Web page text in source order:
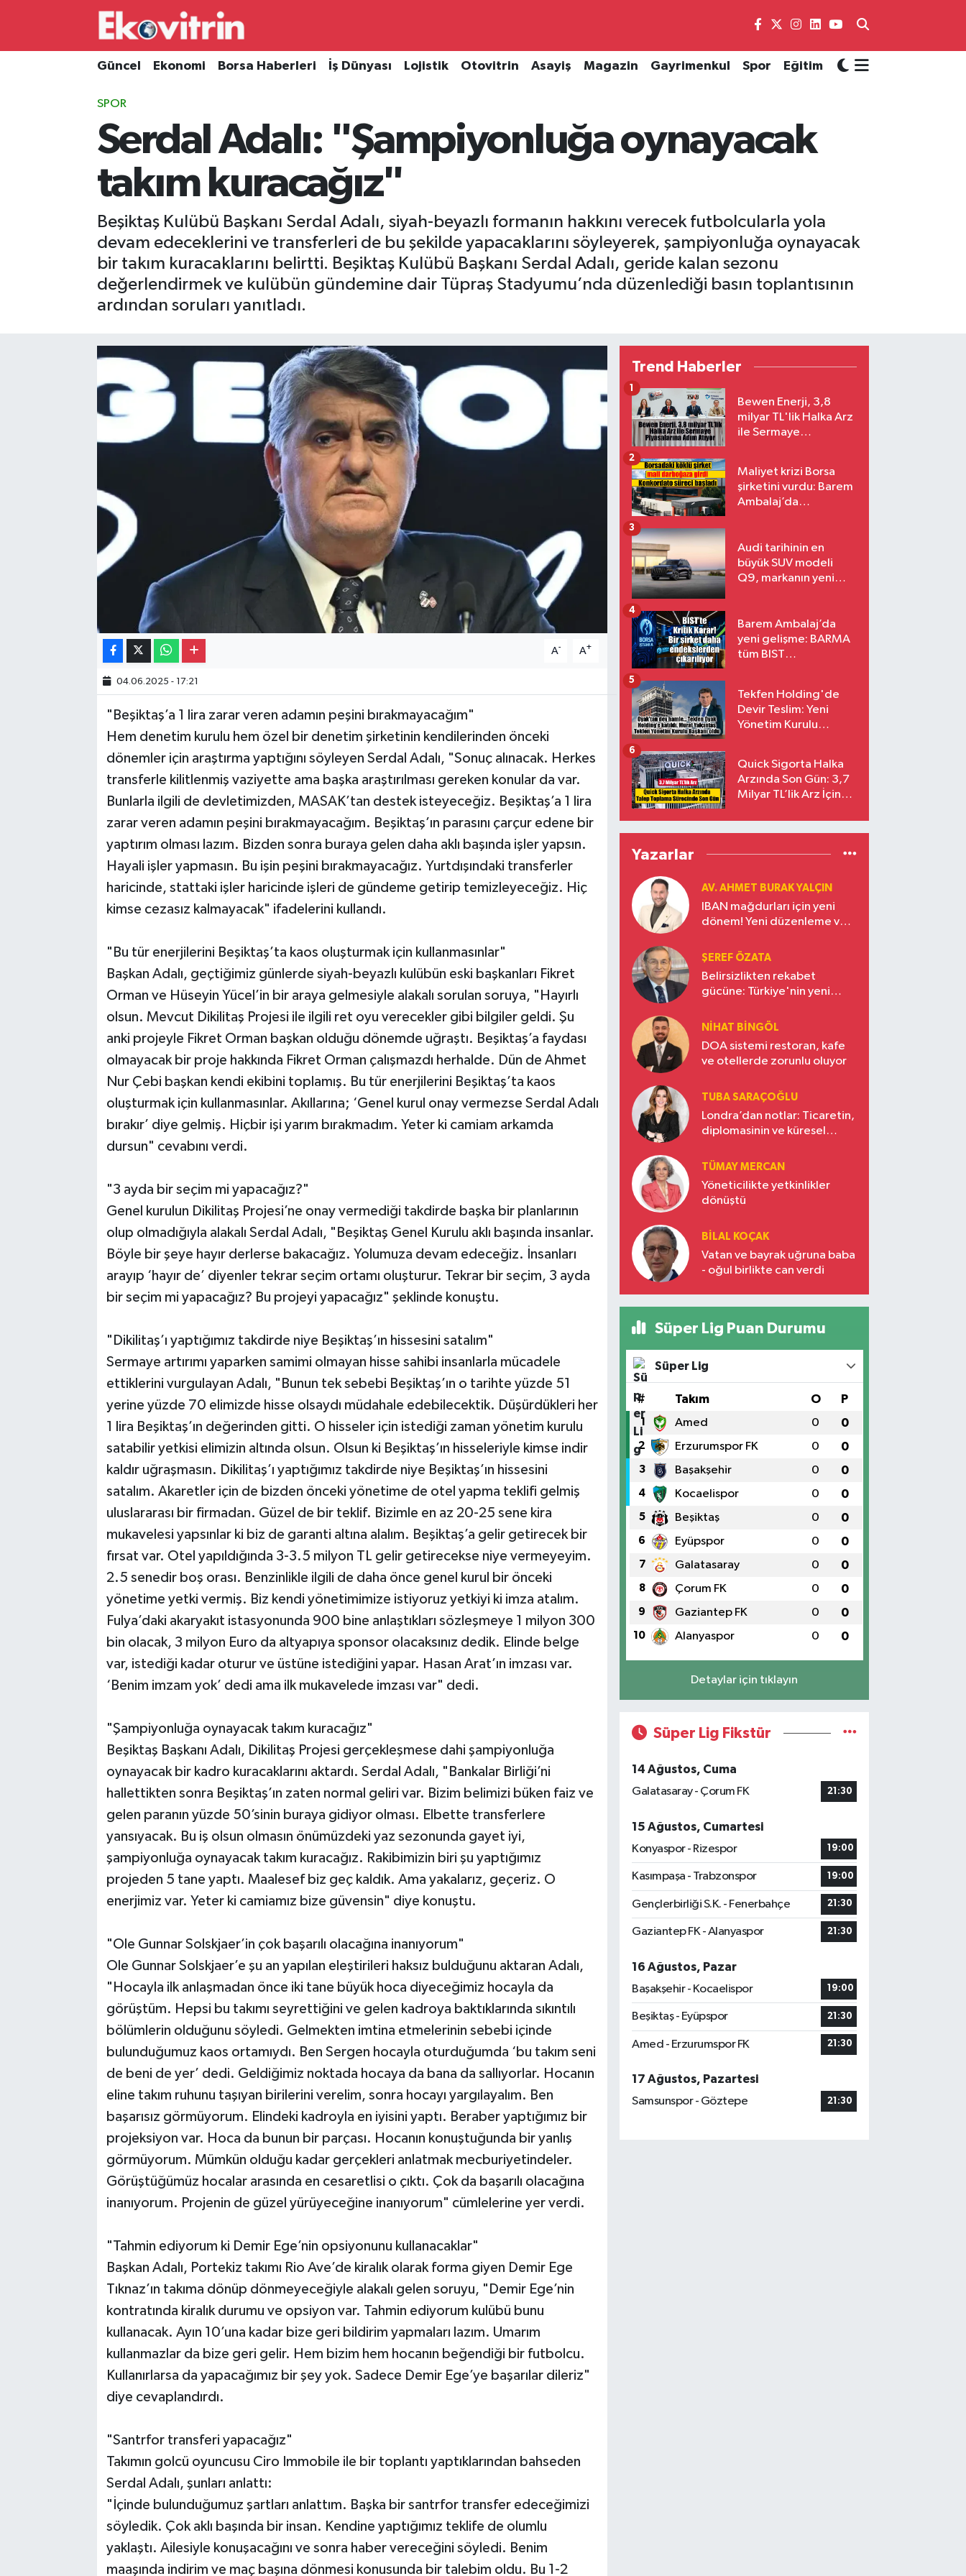
Güncel Ekonomi Borsa Haberleri İş Dünyası Lojistik Otovitrin Asayiş Magazin Gayrimenkul Spor Eğitim
SPOR
Serdal Adalı: "Şampiyonluğa oynayacak
takım kuracağız"
Beşiktaş Kulübü Başkanı Serdal Adalı, siyah-beyazlı formanın hakkını verecek futbolcularla yola
devam edeceklerini ve transferleri de bu şekilde yapacaklarını söyleyerek, şampiyonluğa oynayacak
bir takım kuracaklarını belirtti. Beşiktaş Kulübü Başkanı Serdal Adalı, geride kalan sezonu
değerlendirmek ve kulübün gündemine dair Tüpraş Stadyumu’nda düzenlediği basın toplantısının
ardından soruları yanıtladı.
A- A+
04.06.2025 - 17:21
"Beşiktaş’a 1 lira zarar veren adamın peşini bırakmayacağım"
Hem denetim kurulu hem özel bir denetim şirketinin kendilerinden önceki
dönemler için araştırma yaptığını söyleyen Serdal Adalı, "Sonuç alınacak. Herkes
transferle kilitlenmiş vaziyette ama başka araştırılması gereken konular da var.
Bunlarla ilgili de devletimizden, MASAK’tan destek isteyeceğiz. Beşiktaş’a 1 lira
zarar veren adamın peşini bırakmayacağım. Beşiktaş’ın parasını çarçur edene bir
yaptırım olması lazım. Bizden sonra buraya gelen daha aklı başında işler yapsın.
Hayali işler yapmasın. Bu işin peşini bırakmayacağız. Yurtdışındaki transferler
haricinde, stattaki işler haricinde işleri de gündeme getirip temizleyeceğiz. Hiç
kimse cezasız kalmayacak" ifadelerini kullandı.
"Bu tür enerjilerini Beşiktaş’ta kaos oluşturmak için kullanmasınlar"
Başkan Adalı, geçtiğimiz günlerde siyah-beyazlı kulübün eski başkanları Fikret
Orman ve Hüseyin Yücel’in bir araya gelmesiyle alakalı sorulan soruya, "Hayırlı
olsun. Mevcut Dikilitaş Projesi ile ilgili ret oyu verecekler gibi bilgiler geldi. Şu
anki projeyle Fikret Orman başkan olduğu dönemde uğraştı. Beşiktaş’a faydası
olmayacak bir proje hakkında Fikret Orman çalışmazdı herhalde. Dün de Ahmet
Nur Çebi başkan kendi ekibini toplamış. Bu tür enerjilerini Beşiktaş’ta kaos
oluşturmak için kullanmasınlar. Akıllarına; ‘Genel kurul onay vermezse Serdal Adalı
bırakır’ diye gelmiş. Hiçbir işi yarım bırakmadım. Yeter ki camiam arkamda
dursun" cevabını verdi.
"3 ayda bir seçim mi yapacağız?"
Genel kurulun Dikilitaş Projesi’ne onay vermediği takdirde başka bir planlarının
olup olmadığıyla alakalı Serdal Adalı, "Beşiktaş Genel Kurulu aklı başında insanlar.
Böyle bir şeye hayır derlerse bakacağız. Yolumuza devam edeceğiz. İnsanları
arayıp ‘hayır de’ diyenler tekrar seçim ortamı oluşturur. Tekrar bir seçim, 3 ayda
bir seçim mi yapacağız? Bu projeyi yapacağız" şeklinde konuştu.
"Dikilitaş’ı yaptığımız takdirde niye Beşiktaş’ın hissesini satalım"
Sermaye artırımı yaparken samimi olmayan hisse sahibi insanlarla mücadele
ettiklerini vurgulayan Adalı, "Bunun tek sebebi Beşiktaş’ın o tarihte yüzde 51
yerine yüzde 70 elimizde hisse olsaydı müdahale edebilecektik. Düşürdükleri her
1 lira Beşiktaş’ın değerinden gitti. O hisseler için istediği zaman yönetim kurulu
satabilir yetkisi elimizin altında olsun. Olsun ki Beşiktaş’ın hisseleriyle kimse indir
kaldır uğraşmasın. Dikilitaş’ı yaptığımız takdirde niye Beşiktaş’ın hissesini
satalım. Akaretler için de bizden önceki yönetime de otel yapma teklifi gelmiş
uluslararası bir firmadan. Güzel de bir teklif. Bizimle en az 20-25 sene kira
mukavelesi yapsınlar ki biz de garanti altına alalım. Beşiktaş’a gelir getirecek bir
fırsat var. Otel yapıldığında 3-3.5 milyon TL gelir getirecekse niye vermeyeyim.
2.5 senedir boş orası. Benzinlikle ilgili de daha önce genel kurul bir önceki
yönetime yetki vermiş. Biz kendi yönetimimize istiyoruz yetkiyi ki imza atalım.
Fulya’daki akaryakıt istasyonunda 900 bine anlaştıkları sözleşmeye 1 milyon 300
bin olacak, 3 milyon Euro da altyapıya sponsor olacaksınız dedik. Elinde belge
var, istediği kadar oturur ve üstüne istediğini yapar. Hasan Arat’ın imzası var.
‘Benim imzam yok’ dedi ama ilk mukavelede imzası var" dedi.
"Şampiyonluğa oynayacak takım kuracağız"
Beşiktaş Başkanı Adalı, Dikilitaş Projesi gerçekleşmese dahi şampiyonluğa
oynayacak bir kadro kuracaklarını aktardı. Serdal Adalı, "Bankalar Birliği’ni
hallettikten sonra Beşiktaş’ın zaten normal geliri var. Bizim belimizi büken faiz ve
gelen paranın yüzde 50’sinin buraya gidiyor olması. Elbette transferlere
yansıyacak. Bu iş olsun olmasın önümüzdeki yaz sezonunda gayet iyi,
şampiyonluğa oynayacak takım kuracağız. Rakibimizin biri şu yaptığımız
projeden 5 tane yaptı. Maalesef biz geç kaldık. Ama yakalarız, geçeriz. O
enerjimiz var. Yeter ki camiamız bize güvensin" diye konuştu.
"Ole Gunnar Solskjaer’in çok başarılı olacağına inanıyorum"
Ole Gunnar Solskjaer’e şu an yapılan eleştirileri haksız bulduğunu aktaran Adalı,
"Hocayla ilk anlaşmadan önce iki tane büyük hoca diyeceğimiz hocayla da
görüştüm. Hepsi bu takımı seyrettiğini ve gelen kadroya baktıklarında sıkıntılı
bölümlerin olduğunu söyledi. Gelmekten imtina etmelerinin sebebi içinde
bulunduğumuz kaos ortamıydı. Ben Sergen hocayla oturduğumda ‘bu takım seni
de beni de yer’ dedi. Geldiğimiz noktada hocaya da bana da sallıyorlar. Hocanın
eline takım ruhunu taşıyan birilerini verelim, sonra hocayı yargılayalım. Ben
başarısız görmüyorum. Elindeki kadroyla en iyisini yaptı. Beraber yaptığımız bir
projeksiyon var. Hoca da bunun bir parçası. Hocanın konuştuğunda bir yanlış
görmüyorum. Mümkün olduğu kadar gerçekleri anlatmak mecburiyetindeler.
Görüştüğümüz hocalar arasında en cesaretlisi o çıktı. Çok da başarılı olacağına
inanıyorum. Projenin de güzel yürüyeceğine inanıyorum" cümlelerine yer verdi.
"Tahmin ediyorum ki Demir Ege’nin opsiyonunu kullanacaklar"
Başkan Adalı, Portekiz takımı Rio Ave’de kiralık olarak forma giyen Demir Ege
Tıknaz’ın takıma dönüp dönmeyeceğiyle alakalı gelen soruyu, "Demir Ege’nin
kontratında kiralık durumu ve opsiyon var. Tahmin ediyorum kulübü bunu
kullanacak. Ayın 10’una kadar bize geri bildirim yapmaları lazım. Umarım
kullanmazlar da bize geri gelir. Hem bizim hem hocanın beğendiği bir futbolcu.
Kullanırlarsa da yapacağımız bir şey yok. Sadece Demir Ege’ye başarılar dileriz"
diye cevaplandırdı.
"Santrfor transferi yapacağız"
Takımın golcü oyuncusu Ciro Immobile ile bir toplantı yaptıklarından bahseden
Serdal Adalı, şunları anlattı:
"İçinde bulunduğumuz şartları anlattım. Başka bir santrfor transfer edeceğimizi
söyledik. Çok aklı başında bir insan. Kendine yaptığımız teklife de olumlu
yaklaştı. Ailesiyle konuşacağını ve sonra haber vereceğini söyledi. Benim
maaşında indirim ve maç başına dönmesi konusunda bir talebim oldu. Bu 1-2
Trend Haberler
Bewen Enerji, 3,8
milyar TL'lik Halka Arz
ile Sermaye
1
Maliyet krizi Borsa
şirketini vurdu: Barem
Ambalaj’da
2
Audi tarihinin en
büyük SUV modeli
Q9, markanın yeni
3
Barem Ambalaj’da
yeni gelişme: BARMA
tüm BIST
4
Tekfen Holding'de
Devir Teslim: Yeni
Yönetim Kurulu
5
Quick Sigorta Halka
Arzında Son Gün: 3,7
Milyar TL’lik Arz İçin
Eriyor
6
Yazarlar
AV. AHMET BURAK YALÇIN
IBAN mağdurları için yeni
dönem! Yeni düzenleme ve
ŞEREF ÖZATA
Belirsizlikten rekabet
gücüne: Türkiye'nin yeni
NIHAT BINGÖL
DOA sistemi restoran, kafe
ve otellerde zorunlu oluyor
TUBA SARAÇOĞLU
Londra’dan notlar: Ticaretin,
diplomasinin ve küresel
Türkiye’nin yükselen gücü
TÜMAY MERCAN
Yöneticilikte yetkinlikler
dönüştü
BILAL KOÇAK
Vatan ve bayrak uğruna baba
- oğul birlikte can verdi
Süper Lig Puan Durumu
Süper Lig
# Takım O P
1 Amed 0 0
2 Erzurumspor FK 0 0
3 Başakşehir 0 0
4 Kocaelispor 0 0
5 Beşiktaş 0 0
6 Eyüpspor 0 0
7 Galatasaray 0 0
8 Çorum FK 0 0
9 Gaziantep FK 0 0
10 Alanyaspor 0 0
Detaylar için tıklayın
Süper Lig Fikstür
14 Ağustos, Cuma
Galatasaray - Çorum FK
21:30
15 Ağustos, Cumartesi
Konyaspor - Rizespor
19:00
Kasımpaşa - Trabzonspor 19:00
Gençlerbirliği S.K. - Fenerbahçe 21:30
Gaziantep FK - Alanyaspor 21:30
16 Ağustos, Pazar
Başakşehir - Kocaelispor
19:00
Beşiktaş - Eyüpspor 21:30
Amed - Erzurumspor FK 21:30
17 Ağustos, Pazartesi
Samsunspor - Göztepe
21:30
Güncel
Borsa Haberleri
Gayrimenkul
Hava Durumu
Süper Lig Puan Durumu ve Fikstür
Son Dakika Haberleri
Haber Arşivi